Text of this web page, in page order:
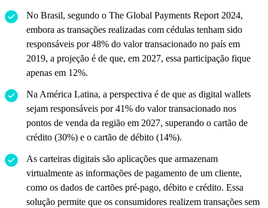
No Brasil, segundo o The Global Payments Report 2024,
embora as transações realizadas com cédulas tenham sido
responsáveis por 48% do valor transacionado no país em
2019, a projeção é de que, em 2027, essa participação fique
apenas em 12%.
Na América Latina, a perspectiva é de que as digital wallets
sejam responsáveis por 41% do valor transacionado nos
pontos de venda da região em 2027, superando o cartão de
crédito (30%) e o cartão de débito (14%).
As carteiras digitais são aplicações que armazenam
virtualmente as informações de pagamento de um cliente,
como os dados de cartões pré-pago, débito e crédito. Essa
solução permite que os consumidores realizem transações sem